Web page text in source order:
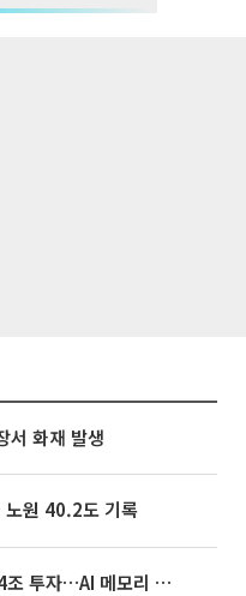
서 화재 발생
원 40.2도 기록
SK하이닉스, 용인·청주에 54조 투자…AI 메모리 생산기지 키운다